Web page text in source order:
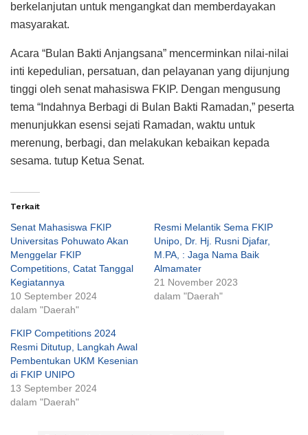
berkelanjutan untuk mengangkat dan memberdayakan
masyarakat.
Acara “Bulan Bakti Anjangsana” mencerminkan nilai-nilai
inti kepedulian, persatuan, dan pelayanan yang dijunjung
tinggi oleh senat mahasiswa FKIP. Dengan mengusung
tema “Indahnya Berbagi di Bulan Bakti Ramadan,” peserta
menunjukkan esensi sejati Ramadan, waktu untuk
merenung, berbagi, dan melakukan kebaikan kepada
sesama. tutup Ketua Senat.
Terkait
Senat Mahasiswa FKIP
Universitas Pohuwato Akan
Menggelar FKIP
Competitions, Catat Tanggal
Kegiatannya
10 September 2024
dalam "Daerah"
Resmi Melantik Sema FKIP
Unipo, Dr. Hj. Rusni Djafar,
M.PA, : Jaga Nama Baik
Almamater
21 November 2023
dalam "Daerah"
FKIP Competitions 2024
Resmi Ditutup, Langkah Awal
Pembentukan UKM Kesenian
di FKIP UNIPO
13 September 2024
dalam "Daerah"